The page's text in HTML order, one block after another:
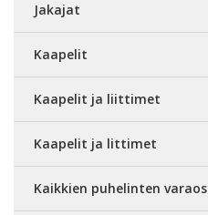
Jakajat
Kaapelit
Kaapelit ja liittimet
Kaapelit ja littimet
Kaikkien puhelinten